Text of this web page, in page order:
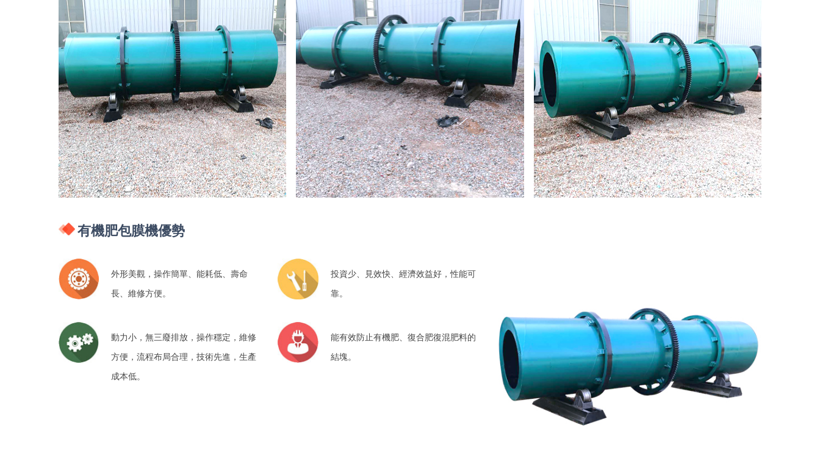
有機肥包膜機優勢
外形美觀，操作簡單、能耗低、壽命
長、維修方便。
投資少、見效快、經濟效益好，性能可
靠。
動力小，無三廢排放，操作穩定，維修
方便，流程布局合理，技術先進，生產
成本低。
能有效防止有機肥、復合肥復混肥料的
結塊。